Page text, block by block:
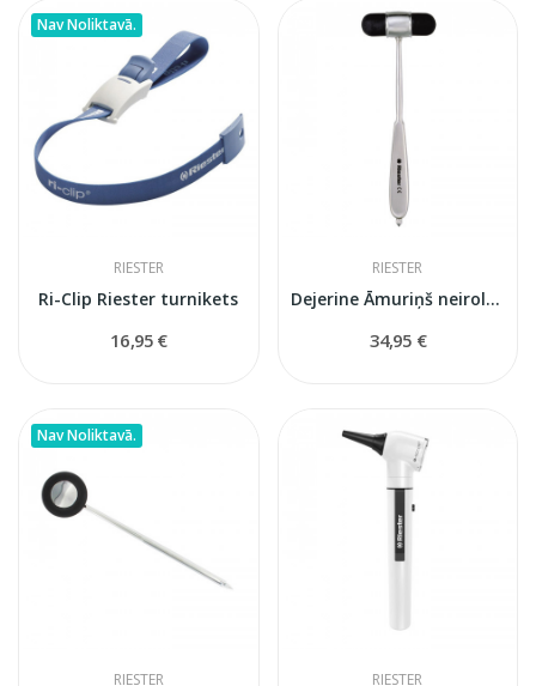
Nav Noliktavā.
RIESTER
Ri-Clip Riester turnikets
16,95 €
RIESTER
Dejerine Āmuriņš neirologiskais
34,95 €
Nav Noliktavā.
RIESTER RIESTER